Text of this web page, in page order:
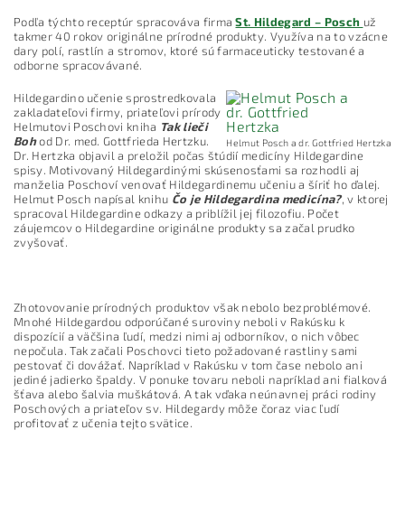
Podľa týchto receptúr spracováva firmaSt. Hildegard – Posch už
takmer 40 rokov originálne prírodné produkty. Využíva na to vzácne
dary polí, rastlín a stromov, ktoré sú farmaceuticky testované a
odborne spracovávané.
Helmut Posch a dr. Gottfried Hertzka
Hildegardino učenie sprostredkovala
zakladateľovi firmy, priateľovi prírody
Helmutovi Poschovi kniha Tak lieči
Bohod Dr. med. Gottfrieda Hertzku.
Dr. Hertzka objavil a preložil počas štúdií medicíny Hildegardine
spisy. Motivovaný Hildegardinými skúsenosťami sa rozhodli aj
manželia Poschoví venovať Hildegardinemu učeniu a šíriť ho ďalej.
Helmut Posch napísal knihu Čo je Hildegardina medicína?, v ktorej
spracoval Hildegardine odkazy a priblížil jej filozofiu. Počet
záujemcov o Hildegardine originálne produkty sa začal prudko
zvyšovať.
Zhotovovanie prírodných produktov však nebolo bezproblémové.
Mnohé Hildegardou odporúčané suroviny neboli v Rakúsku k
dispozícií a väčšina ľudí, medzi nimi aj odborníkov, o nich vôbec
nepočula. Tak začali Poschovci tieto požadované rastliny sami
pestovať či dovážať. Napríklad v Rakúsku v tom čase nebolo ani
jediné jadierko špaldy. V ponuke tovaru neboli napríklad ani fialková
šťava alebo šalvia muškátová. A tak vďaka neúnavnej práci rodiny
Poschových a priateľov sv. Hildegardy môže čoraz viac ľudí
profitovať z učenia tejto svätice.